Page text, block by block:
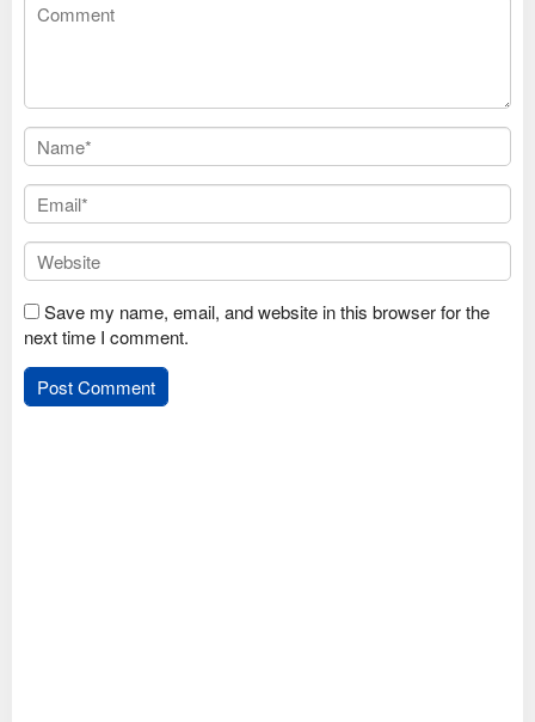
Save my name, email, and website in this browser for the
next time I comment.